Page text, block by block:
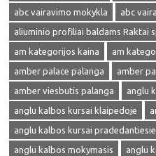
abc vairavimo mokykla
abc
aliuminio profiliai baldams Raktai
am kategorijos kaina
am
amber palace palanga
amber
amber viesbutis palanga
anglu
anglu kalbos kursai klaipedoje
anglu kalbos kursai
anglu kalbos mokymasis
anglu